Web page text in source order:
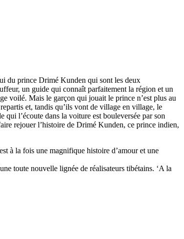
du prince Drimé Kunden qui sont les deux
un guide qui connaît parfaitement la région et un
voilé. Mais le garçon qui jouait le prince n’est plus au
et, tandis qu’ils vont de village en village, le
l’écoute dans la voiture est bouleversée par son
rejouer l’histoire de Drimé Kunden, ce prince indien,
à la fois une magnifique histoire d’amour et une
toute nouvelle lignée de réalisateurs tibétains. ‘A la